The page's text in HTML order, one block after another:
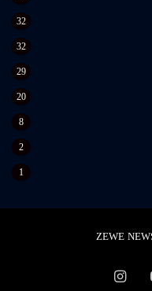
32
32
29
20
8
2
1
يوتيوبانستقرام